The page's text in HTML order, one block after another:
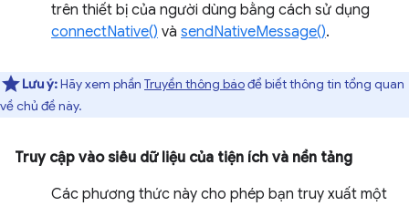
trên thiết bị của người dùng bằng cách sử dụng
connectNative() và sendNativeMessage().
Lưu ý:Hãy xem phần Truyền thông báođể biết thông tin tổng quan
về chủ đề này.
Truy cập vào siêu dữ liệu của tiện ích và nền tảng
Các phương thức này cho phép bạn truy xuất một